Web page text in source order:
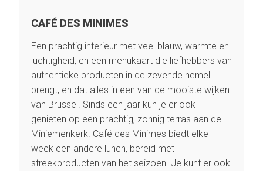
CAFÉ DES MINIMES
Een prachtig interieur met veel blauw, warmte en
luchtigheid, en een menukaart die liefhebbers van
authentieke producten in de zevende hemel
brengt, en dat alles in een van de mooiste wijken
van Brussel. Sinds een jaar kun je er ook
genieten op een prachtig, zonnig terras aan de
Miniemenkerk. Café des Minimes biedt elke
week een andere lunch, bereid met
streekproducten van het seizoen. Je kunt er ook